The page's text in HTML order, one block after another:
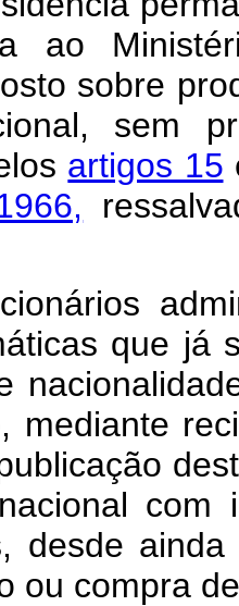
ao
sobre
sem
artigos 15
que já
mediante
com
desde
ou compra